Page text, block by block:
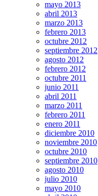
mayo 2013
abril 2013
marzo 2013
febrero 2013
octubre 2012
septiembre 2012
agosto 2012
febrero 2012
octubre 2011
junio 2011
abril 2011
marzo 2011
febrero 2011
enero 2011
diciembre 2010
noviembre 2010
octubre 2010
septiembre 2010
agosto 2010
julio 2010
mayo 2010